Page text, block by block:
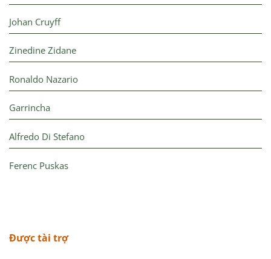
Johan Cruyff
Zinedine Zidane
Ronaldo Nazario
Garrincha
Alfredo Di Stefano
Ferenc Puskas
Được tài trợ